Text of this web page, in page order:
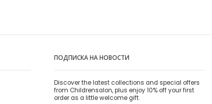
ПОДПИСКА НА НОВОСТИ
Discover the latest collections and special offers
from Childrensalon, plus enjoy 10% off your first
order as a little welcome gift.